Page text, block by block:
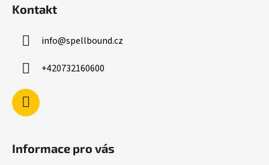
Kontakt
info@spellbound.cz
+420732160600
Informace pro vás